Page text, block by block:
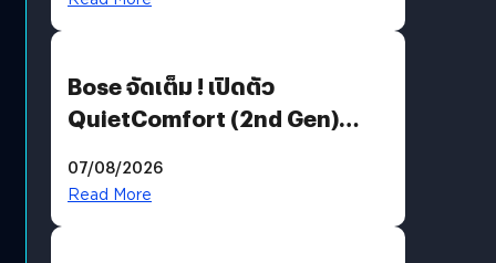
Bose จัดเต็ม ! เปิดตัว
QuietComfort (2nd Gen)
07/08/2026
Read More